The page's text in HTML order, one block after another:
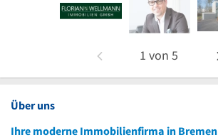
1 von 5
Über uns
Ihre moderne Immobilienfirma in Bremen